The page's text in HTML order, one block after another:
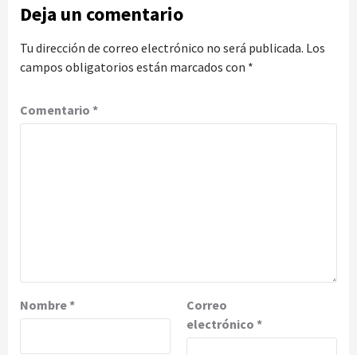
Deja un comentario
Tu dirección de correo electrónico no será publicada. Los
campos obligatorios están marcados con *
Comentario *
Nombre*
Correo
electrónico *